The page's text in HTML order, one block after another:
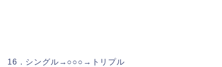
16．シングル→○○○→トリプル